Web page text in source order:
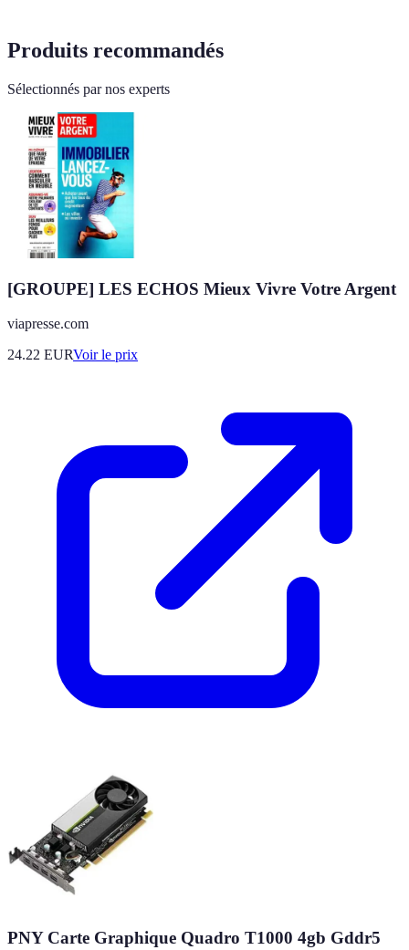
Produits recommandés
Sélectionnés par nos experts
[GROUPE] LES ECHOS Mieux Vivre Votre Argent
viapresse.com
24.22 EURVoir le prix
PNY Carte Graphique Quadro T1000 4gb Gddr5